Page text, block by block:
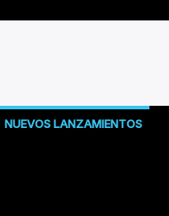
NUEVOS LANZAMIENTOS